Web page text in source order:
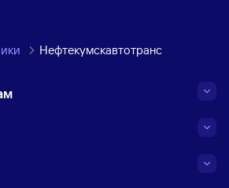
Нефтекумскавтотранс